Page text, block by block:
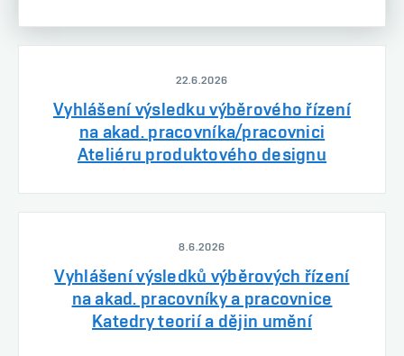
22.6.2026
Vyhlášení výsledku výběrového řízení
na akad. pracovníka/pracovnici
Ateliéru produktového designu
8.6.2026
Vyhlášení výsledků výběrových řízení
na akad. pracovníky a pracovnice
Katedry teorií a dějin umění